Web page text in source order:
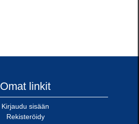
Omat linkit
Kirjaudu sisään
Rekisteröidy